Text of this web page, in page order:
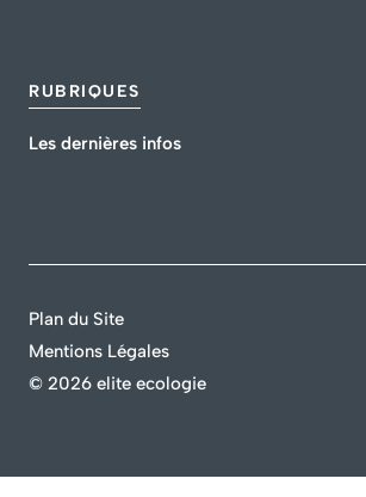
RUBRIQUES
Les dernières infos
© 2026 elite ecologie
Plan du Site
Mentions Légales